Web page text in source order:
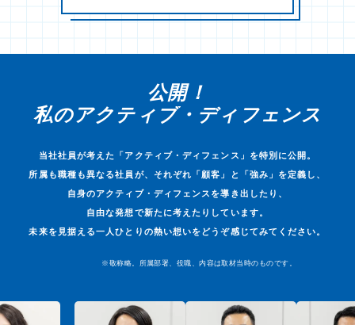
公開！
私の アクティブ・ディフェンス
当社社員が考えた「アクティブ・ディフェンス」を特別に公開。
所属も職種も異なる社員が、それぞれ「顧客」と「強み」を定義し、
自身のアクティブ・ディフェンスを導き出したり、
自由な発想で新たに考えたりしています。
未来を見据える一人ひとりの熱い想いをどうぞ感じてみてください。
※敬称略。所属部署、役職、内容は取材当時のものです。